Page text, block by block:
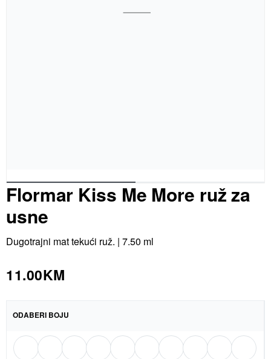
Flormar Kiss Me More ruž za
usne
Dugotrajni mat tekući ruž. | 7.50 ml
11.00KM
ODABERI BOJU